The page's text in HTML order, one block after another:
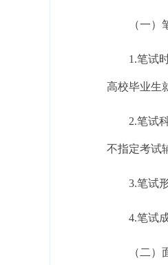
（一）
1.笔试
高校毕业生
2.笔试
不指定考试
3.笔试
4.笔试
（二）